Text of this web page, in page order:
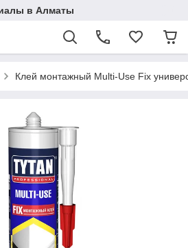
в Алматы
Клей монтажный Multi-Use Fix